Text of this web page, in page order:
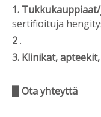
1.
sertifioituja
2.
3. Klinikat,
▉ Ota yhteyttä